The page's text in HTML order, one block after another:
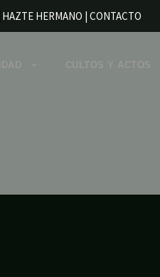
HAZTE HERMANO | CONTACTO